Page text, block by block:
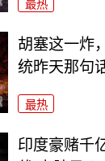
最热
胡塞这一炸
统昨天那句
最热
印度豪赌千